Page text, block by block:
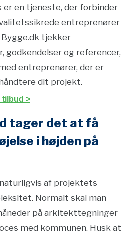
er en tjeneste, der forbinder
entreprenører
tjekker
godkendelser og referencer,
entreprenører, der er
dit projekt.
tilbud >
tager det at få
i højden på
af projektets
Normalt skal man
på arkitekttegninger
med kommunen. Husk at